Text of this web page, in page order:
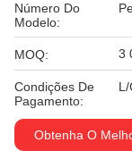
Número Do
Modelo:
MOQ: 3
Condições De
Pagamento:
Obtenha O